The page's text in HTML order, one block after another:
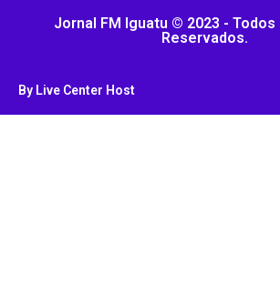
Jornal FM Iguatu © 2023 -
Reservados.
By Live Center Host